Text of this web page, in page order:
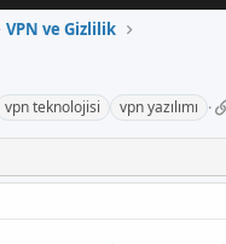
VPN ve Gizlilik
vpn teknolojisi vpn yazılımı